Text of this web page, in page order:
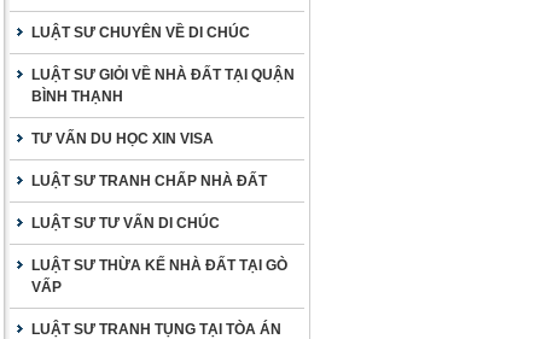
LUẬT SƯ CHUYÊN VỀ DI CHÚC
LUẬT SƯ GIỎI VỀ NHÀ ĐẤT TẠI QUẬN
BÌNH THẠNH
TƯ VẤN DU HỌC XIN VISA
LUẬT SƯ TRANH CHẤP NHÀ ĐẤT
LUẬT SƯ TƯ VẤN DI CHÚC
LUẬT SƯ THỪA KẾ NHÀ ĐẤT TẠI GÒ
VẤP
LUẬT SƯ TRANH TỤNG TẠI TÒA ÁN